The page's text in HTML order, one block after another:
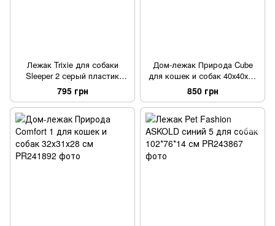
Лежак Trixie для собаки
Sleeper 2 серый пластик
68х47 см
795 грн
Дом-лежак Природа Cube
для кошек и собак 40х40х37
см
850 грн